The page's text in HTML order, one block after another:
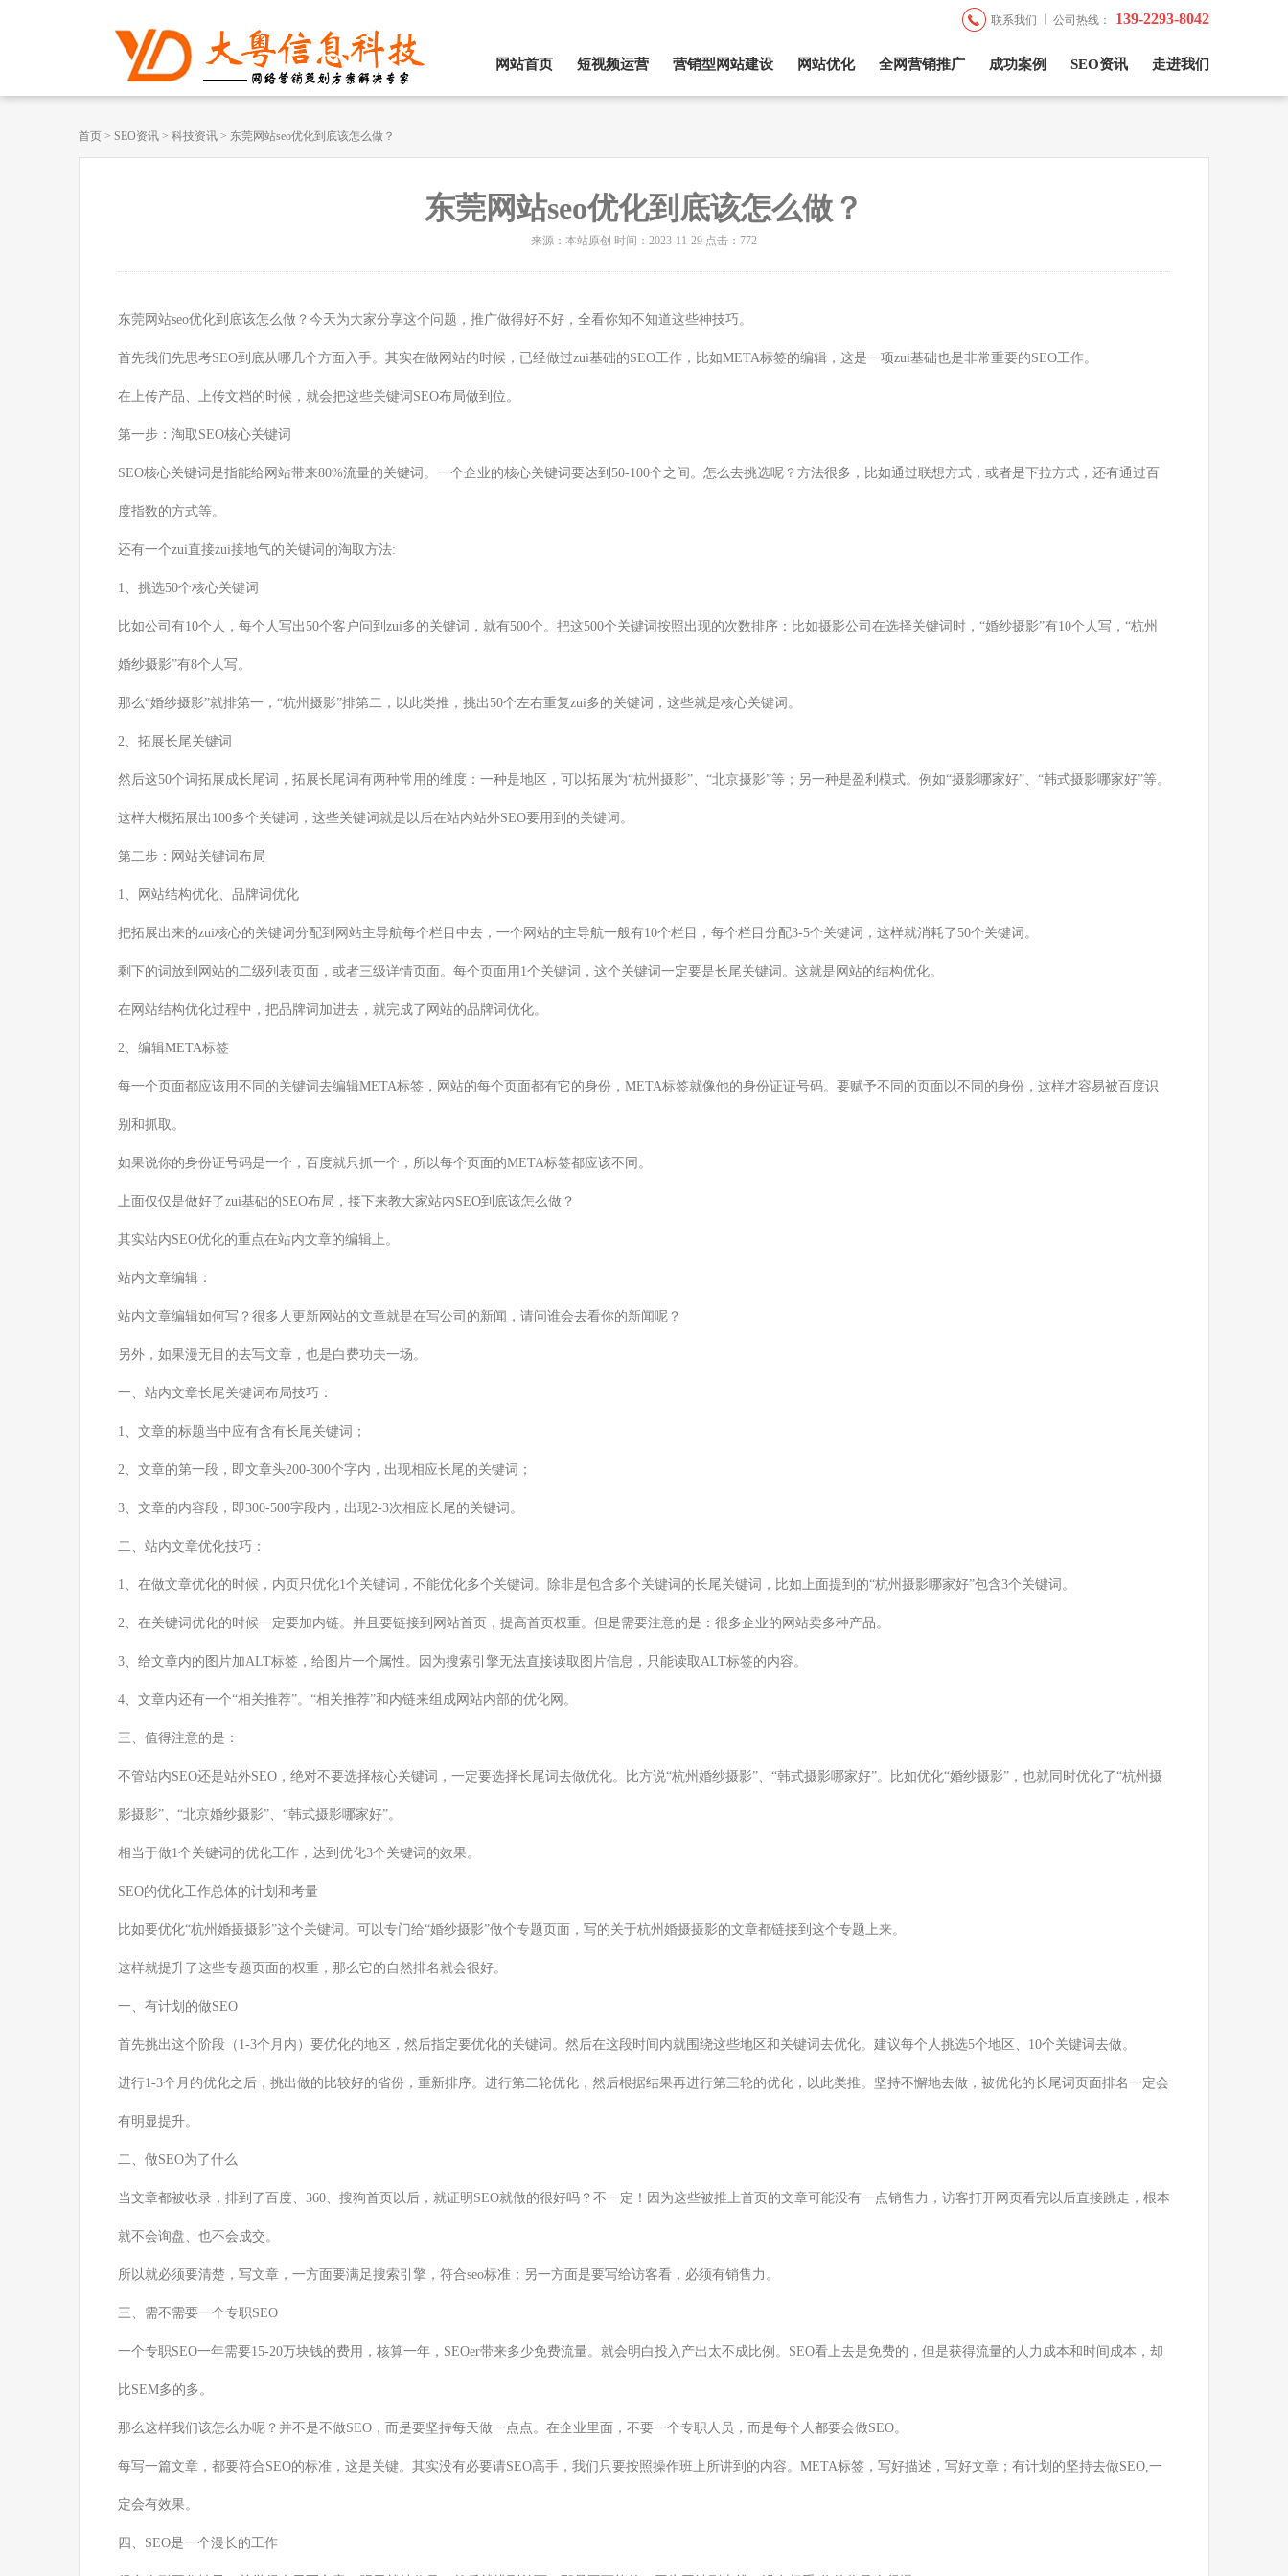
网站首页 短视频运营 营销型网站建设 网站优化 全网营销推广 成功案例 SEO资讯 走进我们
联系我们 公司热线： 139-2293-8042
首页 > SEO资讯 > 科技资讯 > 东莞网站seo优化到底该怎么做？
东莞网站seo优化到底该怎么做？
来源：本站原创 时间：2023-11-29 点击：772
东莞网站seo优化到底该怎么做？今天为大家分享这个问题，推广做得好不好，全看你知不知道这些神技巧。
首先我们先思考SEO到底从哪几个方面入手。其实在做网站的时候，已经做过zui基础的SEO工作，比如META标签的编辑，这是一项zui基础也是非常重要的SEO工作。
在上传产品、上传文档的时候，就会把这些关键词SEO布局做到位。
第一步：淘取SEO核心关键词
SEO核心关键词是指能给网站带来80%流量的关键词。一个企业的核心关键词要达到50-100个之间。怎么去挑选呢？方法很多，比如通过联想方式，或者是下拉方式，还有通过百
度指数的方式等。
还有一个zui直接zui接地气的关键词的淘取方法:
1、挑选50个核心关键词
比如公司有10个人，每个人写出50个客户问到zui多的关键词，就有500个。把这500个关键词按照出现的次数排序：比如摄影公司在选择关键词时，“婚纱摄影”有10个人写，“杭州
婚纱摄影”有8个人写。
那么“婚纱摄影”就排第一，“杭州摄影”排第二，以此类推，挑出50个左右重复zui多的关键词，这些就是核心关键词。
2、拓展长尾关键词
然后这50个词拓展成长尾词，拓展长尾词有两种常用的维度：一种是地区，可以拓展为“杭州摄影”、“北京摄影”等；另一种是盈利模式。例如“摄影哪家好”、“韩式摄影哪家好”等。
这样大概拓展出100多个关键词，这些关键词就是以后在站内站外SEO要用到的关键词。
第二步：网站关键词布局
1、网站结构优化、品牌词优化
把拓展出来的zui核心的关键词分配到网站主导航每个栏目中去，一个网站的主导航一般有10个栏目，每个栏目分配3-5个关键词，这样就消耗了50个关键词。
剩下的词放到网站的二级列表页面，或者三级详情页面。每个页面用1个关键词，这个关键词一定要是长尾关键词。这就是网站的结构优化。
在网站结构优化过程中，把品牌词加进去，就完成了网站的品牌词优化。
2、编辑META标签
每一个页面都应该用不同的关键词去编辑META标签，网站的每个页面都有它的身份，META标签就像他的身份证证号码。要赋予不同的页面以不同的身份，这样才容易被百度识
别和抓取。
如果说你的身份证号码是一个，百度就只抓一个，所以每个页面的META标签都应该不同。
上面仅仅是做好了zui基础的SEO布局，接下来教大家站内SEO到底该怎么做？
其实站内SEO优化的重点在站内文章的编辑上。
站内文章编辑：
站内文章编辑如何写？很多人更新网站的文章就是在写公司的新闻，请问谁会去看你的新闻呢？
另外，如果漫无目的去写文章，也是白费功夫一场。
一、站内文章长尾关键词布局技巧：
1、文章的标题当中应有含有长尾关键词；
2、文章的第一段，即文章头200-300个字内，出现相应长尾的关键词；
3、文章的内容段，即300-500字段内，出现2-3次相应长尾的关键词。
二、站内文章优化技巧：
1、在做文章优化的时候，内页只优化1个关键词，不能优化多个关键词。除非是包含多个关键词的长尾关键词，比如上面提到的“杭州摄影哪家好”包含3个关键词。
2、在关键词优化的时候一定要加内链。并且要链接到网站首页，提高首页权重。但是需要注意的是：很多企业的网站卖多种产品。
3、给文章内的图片加ALT标签，给图片一个属性。因为搜索引擎无法直接读取图片信息，只能读取ALT标签的内容。
4、文章内还有一个“相关推荐”。“相关推荐”和内链来组成网站内部的优化网。
三、值得注意的是：
不管站内SEO还是站外SEO，绝对不要选择核心关键词，一定要选择长尾词去做优化。比方说“杭州婚纱摄影”、“韩式摄影哪家好”。比如优化“婚纱摄影”，也就同时优化了“杭州摄
影摄影”、“北京婚纱摄影”、“韩式摄影哪家好”。
相当于做1个关键词的优化工作，达到优化3个关键词的效果。
SEO的优化工作总体的计划和考量
比如要优化“杭州婚摄摄影”这个关键词。可以专门给“婚纱摄影”做个专题页面，写的关于杭州婚摄摄影的文章都链接到这个专题上来。
这样就提升了这些专题页面的权重，那么它的自然排名就会很好。
一、有计划的做SEO
首先挑出这个阶段（1-3个月内）要优化的地区，然后指定要优化的关键词。然后在这段时间内就围绕这些地区和关键词去优化。建议每个人挑选5个地区、10个关键词去做。
进行1-3个月的优化之后，挑出做的比较好的省份，重新排序。进行第二轮优化，然后根据结果再进行第三轮的优化，以此类推。坚持不懈地去做，被优化的长尾词页面排名一定会
有明显提升。
二、做SEO为了什么
当文章都被收录，排到了百度、360、搜狗首页以后，就证明SEO就做的很好吗？不一定！因为这些被推上首页的文章可能没有一点销售力，访客打开网页看完以后直接跳走，根本
就不会询盘、也不会成交。
所以就必须要清楚，写文章，一方面要满足搜索引擎，符合seo标准；另一方面是要写给访客看，必须有销售力。
三、需不需要一个专职SEO
一个专职SEO一年需要15-20万块钱的费用，核算一年，SEOer带来多少免费流量。就会明白投入产出太不成比例。SEO看上去是免费的，但是获得流量的人力成本和时间成本，却
比SEM多的多。
那么这样我们该怎么办呢？并不是不做SEO，而是要坚持每天做一点点。在企业里面，不要一个专职人员，而是每个人都要会做SEO。
每写一篇文章，都要符合SEO的标准，这是关键。其实没有必要请SEO高手，我们只要按照操作班上所讲到的内容。META标签，写好描述，写好文章；有计划的坚持去做SEO,一
定会有效果。
四、SEO是一个漫长的工作